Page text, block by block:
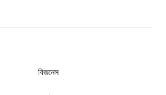
বিজনেস